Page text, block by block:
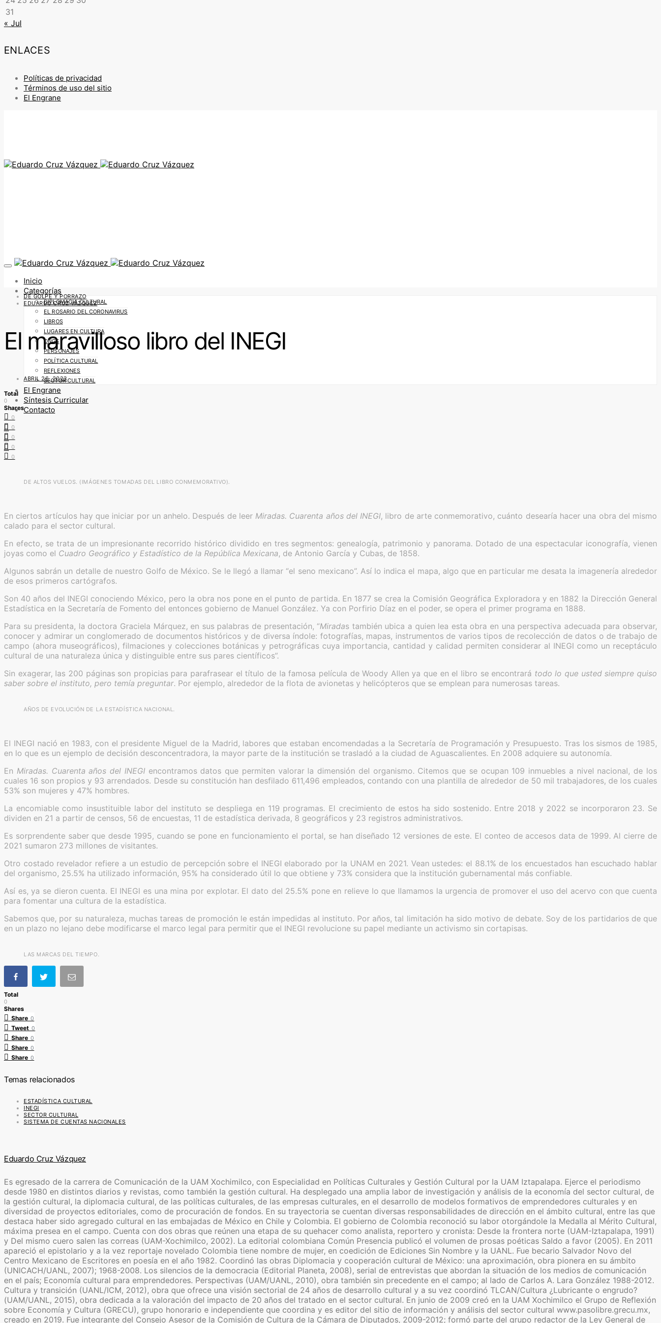
31
« Jul
ENLACES
Políticas de privacidad
Términos de uso del sitio
El Engrane
Inicio
Categorías
DIPLOMACIA CULTURAL
EL ROSARIO DEL CORONAVIRUS
LIBROS
LUGARES EN CULTURA
ONGS
PERSONAJES
POLÍTICA CULTURAL
REFLEXIONES
SECTOR CULTURAL
El Engrane
Síntesis Curricular
Contacto
DE GOLPE Y PORRAZO
EDUARDO CRUZ VÁZQUEZ
El maravilloso libro del INEGI
ABRIL 26, 2023
Total
0
Shares
0
0
0
0
0
DE ALTOS VUELOS. (IMÁGENES TOMADAS DEL LIBRO CONMEMORATIVO).
En ciertos artículos hay que iniciar por un anhelo. Después de leer Miradas. Cuarenta años del INEGI, libro de arte conmemorativo, cuánto desearía hacer una obra del mismo
calado para el sector cultural.
En efecto, se trata de un impresionante recorrido histórico dividido en tres segmentos: genealogía, patrimonio y panorama. Dotado de una espectacular iconografía, vienen
joyas como el Cuadro Geográfico y Estadístico de la República Mexicana, de Antonio García y Cubas, de 1858.
Algunos sabrán un detalle de nuestro Golfo de México. Se le llegó a llamar “el seno mexicano”. Así lo indica el mapa, algo que en particular me desata la imagenería alrededor
de esos primeros cartógrafos.
Son 40 años del INEGI conociendo México, pero la obra nos pone en el punto de partida. En 1877 se crea la Comisión Geográfica Exploradora y en 1882 la Dirección General
Estadística en la Secretaría de Fomento del entonces gobierno de Manuel González. Ya con Porfirio Díaz en el poder, se opera el primer programa en 1888.
Para su presidenta, la doctora Graciela Márquez, en sus palabras de presentación, “Miradas también ubica a quien lea esta obra en una perspectiva adecuada para observar,
conocer y admirar un conglomerado de documentos históricos y de diversa índole: fotografías, mapas, instrumentos de varios tipos de recolección de datos o de trabajo de
campo (ahora museográficos), filmaciones y colecciones botánicas y petrográficas cuya importancia, cantidad y calidad permiten considerar al INEGI como un receptáculo
cultural de una naturaleza única y distinguible entre sus pares científicos”.
Sin exagerar, las 200 páginas son propicias para parafrasear el título de la famosa película de Woody Allen ya que en el libro se encontrará todo lo que usted siempre quiso
saber sobre el instituto, pero temía preguntar. Por ejemplo, alrededor de la flota de avionetas y helicópteros que se emplean para numerosas tareas.
AÑOS DE EVOLUCIÓN DE LA ESTADÍSTICA NACIONAL.
El INEGI nació en 1983, con el presidente Miguel de la Madrid, labores que estaban encomendadas a la Secretaría de Programación y Presupuesto. Tras los sismos de 1985,
en lo que es un ejemplo de decisión desconcentradora, la mayor parte de la institución se trasladó a la ciudad de Aguascalientes. En 2008 adquiere su autonomía.
En Miradas. Cuarenta años del INEGIencontramos datos que permiten valorar la dimensión del organismo. Citemos que se ocupan 109 inmuebles a nivel nacional, de los
cuales 16 son propios y 93 arrendados. Desde su constitución han desfilado 611,496 empleados, contando con una plantilla de alrededor de 50 mil trabajadores, de los cuales
53% son mujeres y 47% hombres.
La encomiable como insustituible labor del instituto se despliega en 119 programas. El crecimiento de estos ha sido sostenido. Entre 2018 y 2022 se incorporaron 23. Se
dividen en 21 a partir de censos, 56 de encuestas, 11 de estadística derivada, 8 geográficos y 23 registros administrativos.
Es sorprendente saber que desde 1995, cuando se pone en funcionamiento el portal, se han diseñado 12 versiones de este. El conteo de accesos data de 1999. Al cierre de
2021 sumaron 273 millones de visitantes.
Otro costado revelador refiere a un estudio de percepción sobre el INEGI elaborado por la UNAM en 2021. Vean ustedes: el 88.1% de los encuestados han escuchado hablar
del organismo, 25.5% ha utilizado información, 95% ha considerado útil lo que obtiene y 73% considera que la institución gubernamental más confiable.
Así es, ya se dieron cuenta. El INEGI es una mina por explotar. El dato del 25.5% pone en relieve lo que llamamos la urgencia de promover el uso del acervo con que cuenta
para fomentar una cultura de la estadística.
Sabemos que, por su naturaleza, muchas tareas de promoción le están impedidas al instituto. Por años, tal limitación ha sido motivo de debate. Soy de los partidarios de que
en un plazo no lejano debe modificarse el marco legal para permitir que el INEGI revolucione su papel mediante un activismo sin cortapisas.
LAS MARCAS DEL TIEMPO.
Total
0
Shares
Share 0
Tweet 0
Share 0
Share 0
Share 0
Temas relacionados
ESTADÍSTICA CULTURAL
INEGI
SECTOR CULTURAL
SISTEMA DE CUENTAS NACIONALES
Eduardo Cruz Vázquez
Es egresado de la carrera de Comunicación de la UAM Xochimilco, con Especialidad en Políticas Culturales y Gestión Cultural por la UAM Iztapalapa. Ejerce el periodismo
desde 1980 en distintos diarios y revistas, como también la gestión cultural. Ha desplegado una amplia labor de investigación y análisis de la economía del sector cultural, de
la gestión cultural, la diplomacia cultural, de las políticas culturales, de las empresas culturales, en el desarrollo de modelos formativos de emprendedores culturales y en
diversidad de proyectos editoriales, como de procuración de fondos. En su trayectoria se cuentan diversas responsabilidades de dirección en el ámbito cultural, entre las que
destaca haber sido agregado cultural en las embajadas de México en Chile y Colombia. El gobierno de Colombia reconoció su labor otorgándole la Medalla al Mérito Cultural,
máxima presea en el campo. Cuenta con dos obras que reúnen una etapa de su quehacer como analista, reportero y cronista: Desde la frontera norte (UAM-Iztapalapa, 1991)
y Del mismo cuero salen las correas (UAM-Xochimilco, 2002). La editorial colombiana Común Presencia publicó el volumen de prosas poéticas Saldo a favor (2005). En 2011
apareció el epistolario y a la vez reportaje novelado Colombia tiene nombre de mujer, en coedición de Ediciones Sin Nombre y la UANL. Fue becario Salvador Novo del
Centro Mexicano de Escritores en poesía en el año 1982. Coordinó las obras Diplomacia y cooperación cultural de México: una aproximación, obra pionera en su ámbito
(UNICACH/UANL, 2007); 1968-2008. Los silencios de la democracia (Editorial Planeta, 2008), serial de entrevistas que abordan la situación de los medios de comunicación
en el país; Economía cultural para emprendedores. Perspectivas (UAM/UANL, 2010), obra también sin precedente en el campo; al lado de Carlos A. Lara González 1988-2012.
Cultura y transición (UANL/ICM, 2012), obra que ofrece una visión sectorial de 24 años de desarrollo cultural y a su vez coordinó TLCAN/Cultura ¿Lubricante o engrudo?
(UAM/UANL, 2015), obra dedicada a la valoración del impacto de 20 años del tratado en el sector cultural. En junio de 2009 creó en la UAM Xochimilco el Grupo de Reflexión
sobre Economía y Cultura (GRECU), grupo honorario e independiente que coordina y es editor del sitio de información y análisis del sector cultural www.pasolibre.grecu.mx,
creado en 2019. Fue integrante del Consejo Asesor de la Comisión de Cultura de la Cámara de Diputados, 2009-2012; formó parte del grupo redactor de la Ley General de